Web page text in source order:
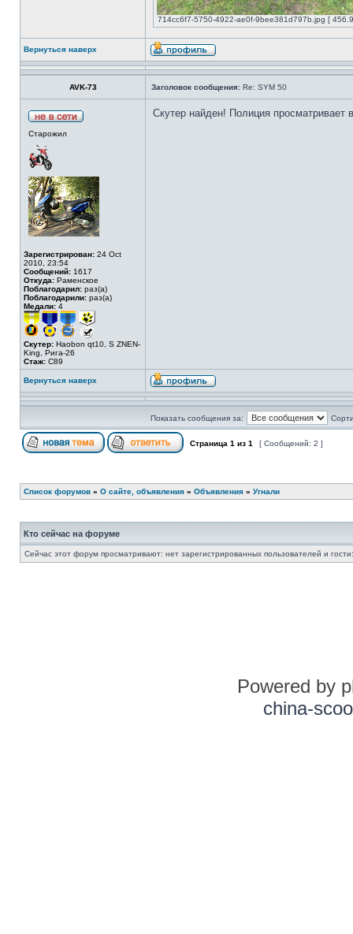
714cc6f7-5750-4922-ae0f-9bee381d797b.jpg [
Вернуться наверх
AVK-73 Заголовок сообщения: Re: SYM 50
Старожил
Зарегистрирован: 24 Oct
2010, 23:54
Сообщений: 1617
Откуда: Раменское
Поблагодарил: раз(а)
Поблагодарили: раз(а)
Медали: 4
Скутер: Haobon qt10, S ZNEN-
King, Рига-26
Стаж: C89
Скутер найден! Полиция просматривает
Вернуться наверх
Показать сообщения за:
Страница 1 из 1 [ Сообщений: 2 ]
Список форумов » О сайте, объявления » Объявления » Угнали
Кто сейчас на форуме
Сейчас этот форум просматривают: нет зарегистрированных пользователей и
Powered by
china-